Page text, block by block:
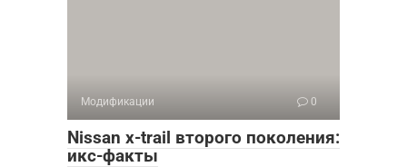
Модификации 0
Nissan x-trail второго поколения:
икс-факты